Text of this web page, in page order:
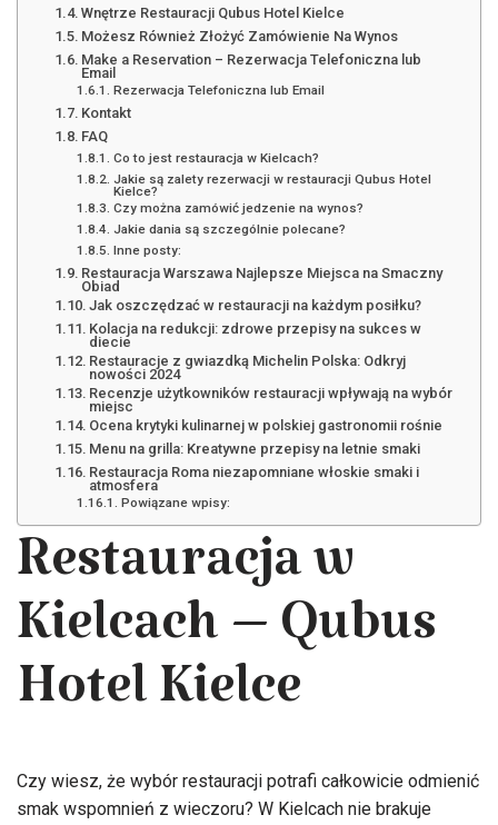
Wnętrze Restauracji Qubus Hotel Kielce
Możesz Również Złożyć Zamówienie Na Wynos
Make a Reservation – Rezerwacja Telefoniczna lub
Email
Rezerwacja Telefoniczna lub Email
Kontakt
FAQ
Co to jest restauracja w Kielcach?
Jakie są zalety rezerwacji w restauracji Qubus Hotel
Kielce?
Czy można zamówić jedzenie na wynos?
Jakie dania są szczególnie polecane?
Inne posty:
Restauracja Warszawa Najlepsze Miejsca na Smaczny
Obiad
Jak oszczędzać w restauracji na każdym posiłku?
Kolacja na redukcji: zdrowe przepisy na sukces w
diecie
Restauracje z gwiazdką Michelin Polska: Odkryj
nowości 2024
Recenzje użytkowników restauracji wpływają na wybór
miejsc
Ocena krytyki kulinarnej w polskiej gastronomii rośnie
Menu na grilla: Kreatywne przepisy na letnie smaki
Restauracja Roma niezapomniane włoskie smaki i
atmosfera
Powiązane wpisy:
Restauracja w
Kielcach – Qubus
Hotel Kielce
Czy wiesz, że wybór restauracji potrafi całkowicie odmienić
smak wspomnień z wieczoru? W Kielcach nie brakuje